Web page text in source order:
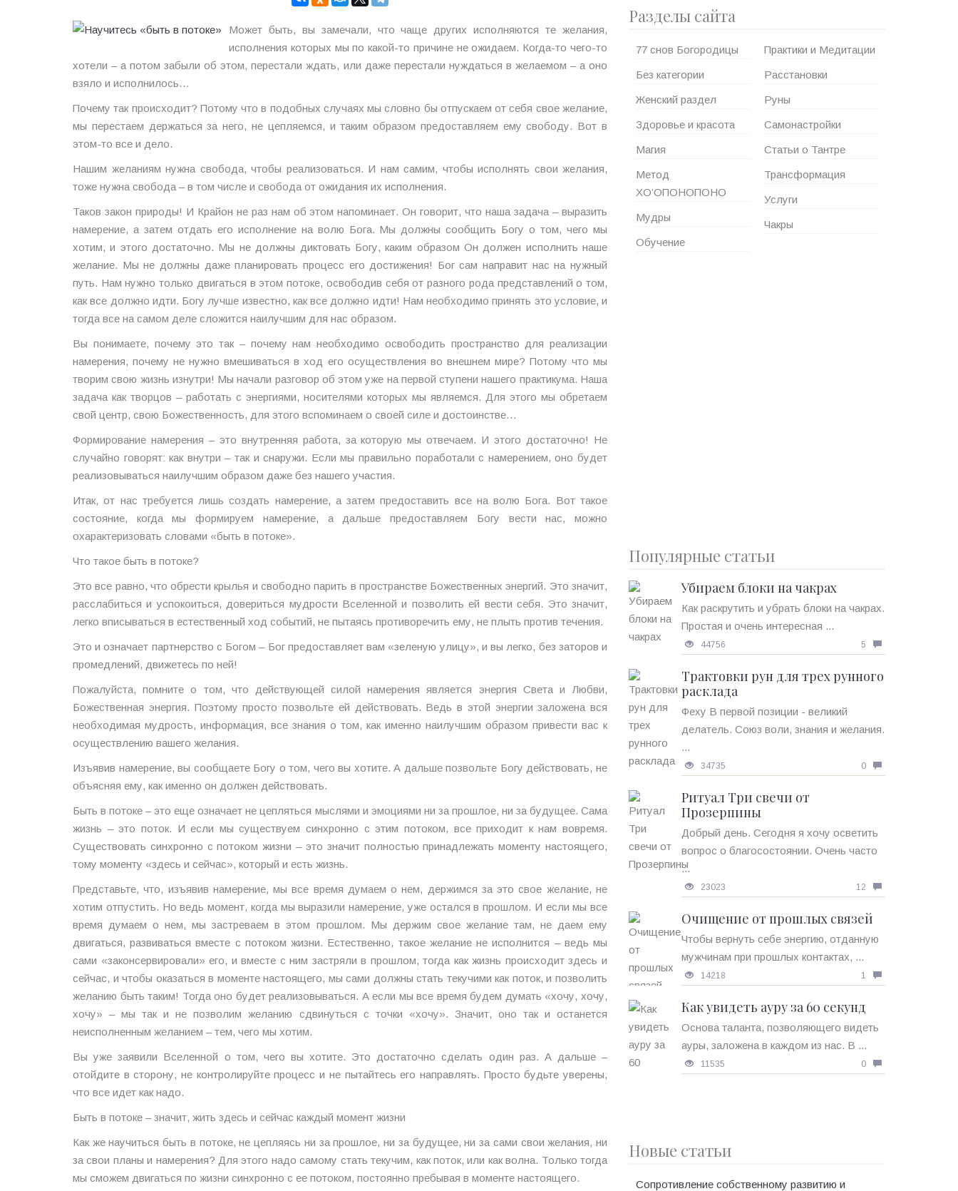
Может быть, вы замечали, что чаще других исполняются те желания,
исполнения которых мы по какой-то причине не ожидаем. Когда-то чего-то
хотели – а потом забыли об этом, перестали ждать, или даже перестали нуждаться в желаемом – а оно
взяло и исполнилось…
Почему так происходит? Потому что в подобных случаях мы словно бы отпускаем от себя свое желание,
мы перестаем держаться за него, не цепляемся, и таким образом предоставляем ему свободу. Вот в
этом-то все и дело.
Нашим желаниям нужна свобода, чтобы реализоваться. И нам самим, чтобы исполнять свои желания,
тоже нужна свобода – в том числе и свобода от ожидания их исполнения.
Таков закон природы! И Крайон не раз нам об этом напоминает. Он говорит, что наша задача – выразить
намерение, а затем отдать его исполнение на волю Бога. Мы должны сообщить Богу о том, чего мы
хотим, и этого достаточно. Мы не должны диктовать Богу, каким образом Он должен исполнить наше
желание. Мы не должны даже планировать процесс его достижения! Бог сам направит нас на нужный
путь. Нам нужно только двигаться в этом потоке, освободив себя от разного рода представлений о том,
как все должно идти. Богу лучше известно, как все должно идти! Нам необходимо принять это условие, и
тогда все на самом деле сложится наилучшим для нас образом.
Вы понимаете, почему это так – почему нам необходимо освободить пространство для реализации
намерения, почему не нужно вмешиваться в ход его осуществления во внешнем мире? Потому что мы
творим свою жизнь изнутри! Мы начали разговор об этом уже на первой ступени нашего практикума. Наша
задача как творцов – работать с энергиями, носителями которых мы являемся. Для этого мы обретаем
свой центр, свою Божественность, для этого вспоминаем о своей силе и достоинстве…
Формирование намерения – это внутренняя работа, за которую мы отвечаем. И этого достаточно! Не
случайно говорят: как внутри – так и снаружи. Если мы правильно поработали с намерением, оно будет
реализовываться наилучшим образом даже без нашего участия.
Итак, от нас требуется лишь создать намерение, а затем предоставить все на волю Бога. Вот такое
состояние, когда мы формируем намерение, а дальше предоставляем Богу вести нас, можно
охарактеризовать словами «быть в потоке».
Что такое быть в потоке?
Это все равно, что обрести крылья и свободно парить в пространстве Божественных энергий. Это значит,
расслабиться и успокоиться, довериться мудрости Вселенной и позволить ей вести себя. Это значит,
легко вписываться в естественный ход событий, не пытаясь противоречить ему, не плыть против течения.
Это и означает партнерство с Богом – Бог предоставляет вам «зеленую улицу», и вы легко, без заторов и
промедлений, движетесь по ней!
Пожалуйста, помните о том, что действующей силой намерения является энергия Света и Любви,
Божественная энергия. Поэтому просто позвольте ей действовать. Ведь в этой энергии заложена вся
необходимая мудрость, информация, все знания о том, как именно наилучшим образом привести вас к
осуществлению вашего желания.
Изъявив намерение, вы сообщаете Богу о том, чего вы хотите. А дальше позвольте Богу действовать, не
объясняя ему, как именно он должен действовать.
Быть в потоке – это еще означает не цепляться мыслями и эмоциями ни за прошлое, ни за будущее. Сама
жизнь – это поток. И если мы существуем синхронно с этим потоком, все приходит к нам вовремя.
Существовать синхронно с потоком жизни – это значит полностью принадлежать моменту настоящего,
тому моменту «здесь и сейчас», который и есть жизнь.
Представьте, что, изъявив намерение, мы все время думаем о нем, держимся за это свое желание, не
хотим отпустить. Но ведь момент, когда мы выразили намерение, уже остался в прошлом. И если мы все
время думаем о нем, мы застреваем в этом прошлом. Мы держим свое желание там, не даем ему
двигаться, развиваться вместе с потоком жизни. Естественно, такое желание не исполнится – ведь мы
сами «законсервировали» его, и вместе с ним застряли в прошлом, тогда как жизнь происходит здесь и
сейчас, и чтобы оказаться в моменте настоящего, мы сами должны стать текучими как поток, и позволить
желанию быть таким! Тогда оно будет реализовываться. А если мы все время будем думать «хочу, хочу,
хочу» – мы так и не позволим желанию сдвинуться с точки «хочу». Значит, оно так и останется
неисполненным желанием – тем, чего мы хотим.
Вы уже заявили Вселенной о том, чего вы хотите. Это достаточно сделать один раз. А дальше –
отойдите в сторону, не контролируйте процесс и не пытайтесь его направлять. Просто будьте уверены,
что все идет как надо.
Быть в потоке – значит, жить здесь и сейчас каждый момент жизни
Как же научиться быть в потоке, не цепляясь ни за прошлое, ни за будущее, ни за сами свои желания, ни
за свои планы и намерения? Для этого надо самому стать текучим, как поток, или как волна. Только тогда
мы сможем двигаться по жизни синхронно с ее потоком, постоянно пребывая в моменте настоящего.
Разделы сайта
77 снов Богородицы
Без категории
Женский раздел
Здоровье и красота
Магия
Метод
ХО’ОПОНОПОНО
Мудры
Обучение
Практики и Медитации
Расстановки
Руны
Самонастройки
Статьи о Тантре
Трансформация
Услуги
Чакры
Популярные статьи
Убираем блоки на чакрах
Как раскрутить и убрать блоки на чакрах.
Простая и очень интересная ...
44756 5
Трактовки рун для трех рунного
расклада
Феху В первой позиции - великий
делатель. Союз воли, знания и желания.
...
34735 0
Ритуал Три свечи от
Прозерпины
Добрый день. Сегодня я хочу осветить
вопрос о благосостоянии. Очень часто
...
23023 12
Очищение от прошлых связей
Чтобы вернуть себе энергию, отданную
мужчинам при прошлых контактах, ...
14218 1
Как увидеть ауру за 60 секунд
Основа таланта, позволяющего видеть
ауры, заложена в каждом из нас. В ...
11535 0
Новые статьи
Сопротивление собственному развитию и